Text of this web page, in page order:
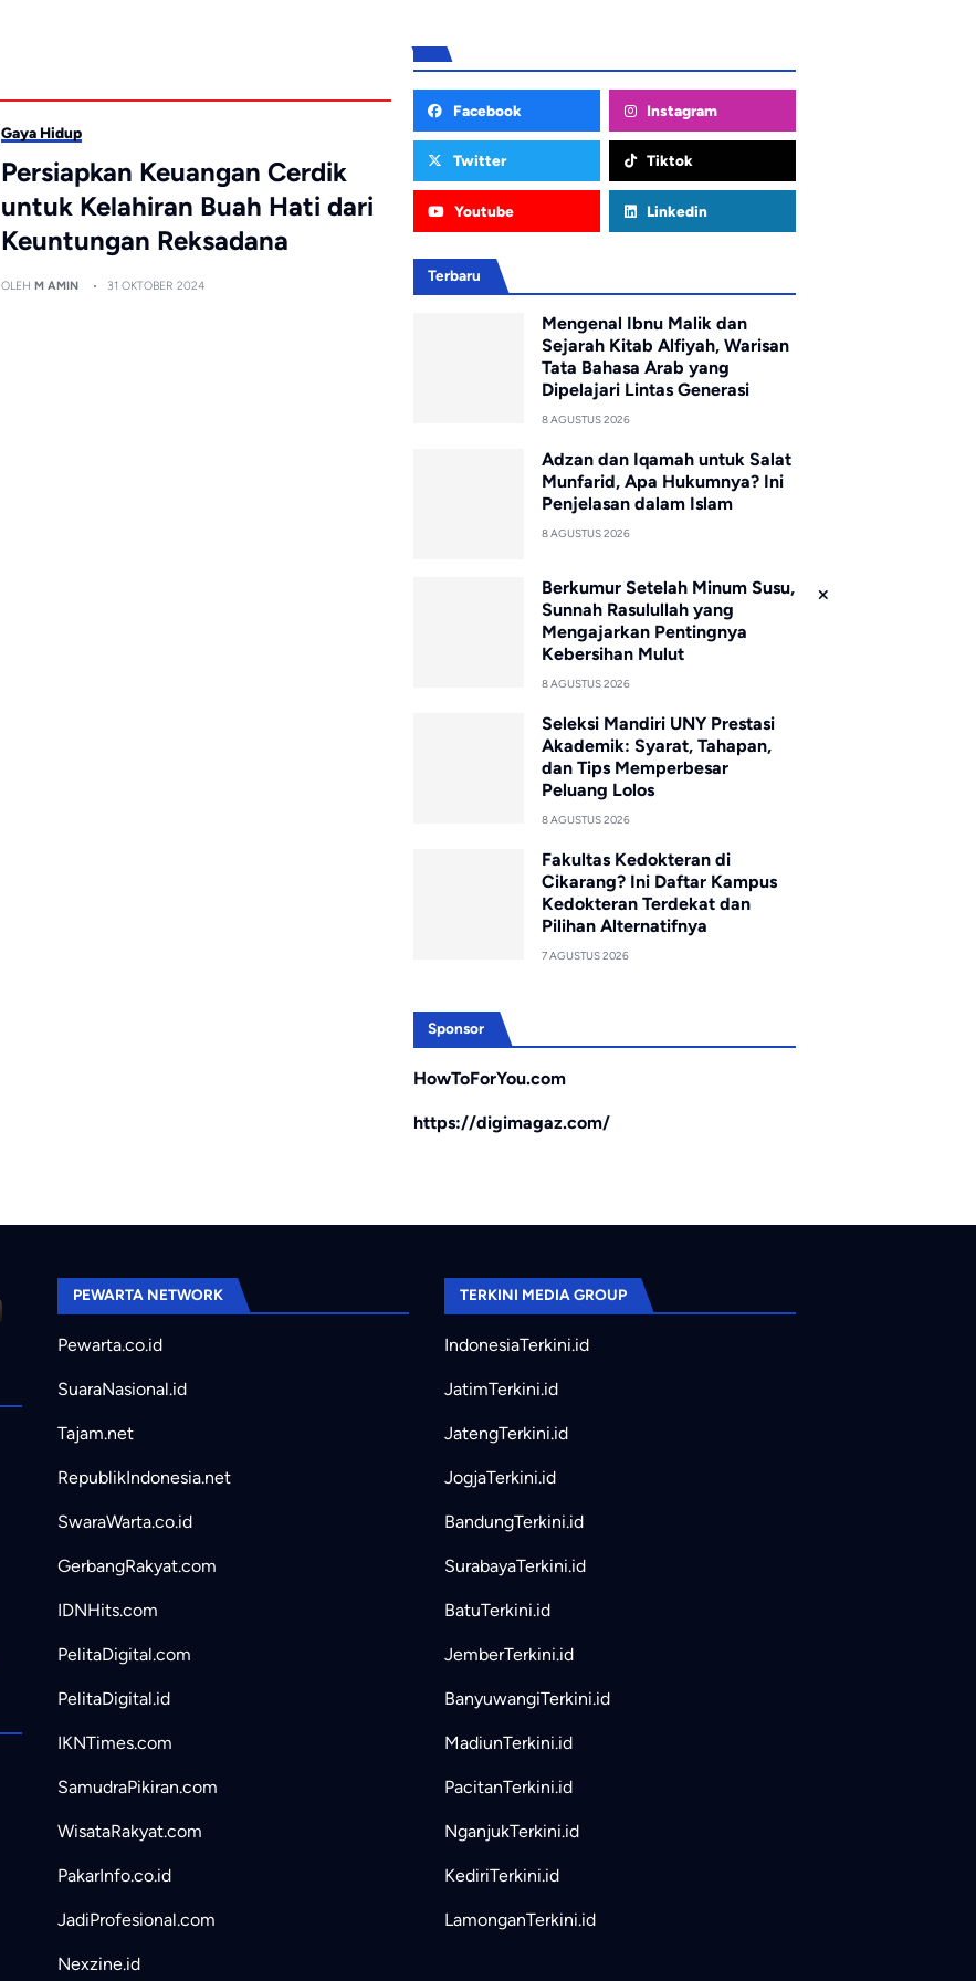
Gaya Hidup
Persiapkan Keuangan Cerdik
untuk Kelahiran Buah Hati dari
Keuntungan Reksadana
OLEH M AMIN 31 OKTOBER 2024
Facebook Instagram
Twitter Tiktok
Youtube Linkedin
Terbaru
Mengenal Ibnu Malik dan
Sejarah Kitab Alfiyah, Warisan
Tata Bahasa Arab yang
Dipelajari Lintas Generasi
8 AGUSTUS 2026
Adzan dan Iqamah untuk Salat
Munfarid, Apa Hukumnya? Ini
Penjelasan dalam Islam
8 AGUSTUS 2026
Berkumur Setelah Minum Susu,
Sunnah Rasulullah yang
Mengajarkan Pentingnya
Kebersihan Mulut
8 AGUSTUS 2026
Seleksi Mandiri UNY Prestasi
Akademik: Syarat, Tahapan,
dan Tips Memperbesar
Peluang Lolos
8 AGUSTUS 2026
Fakultas Kedokteran di
Cikarang? Ini Daftar Kampus
Kedokteran Terdekat dan
Pilihan Alternatifnya
7 AGUSTUS 2026
Sponsor
HowToForYou.com
https://digimagaz.com/
PEWARTA NETWORK
Pewarta.co.id
SuaraNasional.id
Tajam.net
RepublikIndonesia.net
SwaraWarta.co.id
GerbangRakyat.com
IDNHits.com
PelitaDigital.com
PelitaDigital.id
IKNTimes.com
SamudraPikiran.com
WisataRakyat.com
PakarInfo.co.id
JadiProfesional.com
Nexzine.id
TERKINI MEDIA GROUP
IndonesiaTerkini.id
JatimTerkini.id
JatengTerkini.id
JogjaTerkini.id
BandungTerkini.id
SurabayaTerkini.id
BatuTerkini.id
JemberTerkini.id
BanyuwangiTerkini.id
MadiunTerkini.id
PacitanTerkini.id
NganjukTerkini.id
KediriTerkini.id
LamonganTerkini.id